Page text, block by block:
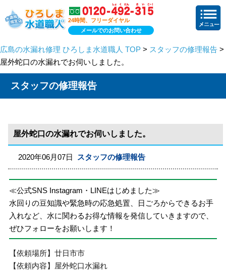
24時間、フリーダイヤル
メールでのお問い合わせ
広島の水漏れ修理 ひろしま水道職人 TOP > スタッフの修理報告 >
屋外蛇口の水漏れでお伺いしました。
スタッフの修理報告
屋外蛇口の水漏れでお伺いしました。
2020年06月07日 スタッフの修理報告
≪公式SNS Instagram・LINEはじめました≫
水回りの豆知識や緊急時の応急処置、日ごろからできるお手
入れなど、水に関わるお得な情報を発信していきますので、
ぜひフォローをお願いします！
【依頼場所】廿日市市
【依頼内容】屋外蛇口水漏れ